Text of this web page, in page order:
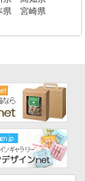
県
宮崎県